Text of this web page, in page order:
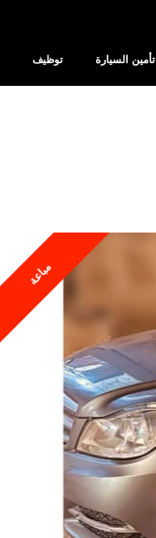
تأمين السيارة توظيف
مباعة